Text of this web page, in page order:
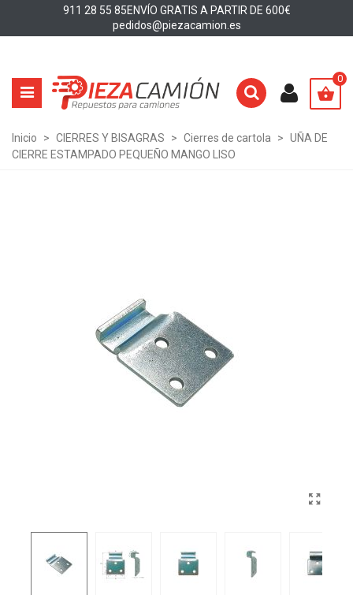
911 28 55 85ENVÍO GRATIS A PARTIR DE 600€
pedidos@piezacamion.es
0
Inicio > CIERRES Y BISAGRAS > Cierres de cartola > UÑA DE
CIERRE ESTAMPADO PEQUEÑO MANGO LISO